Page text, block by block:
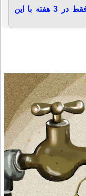
کاهش چشمگیر جای زخم و بخیه فقط در 3 هفته با این